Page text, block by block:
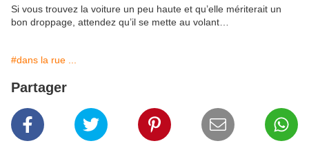
Si vous trouvez la voiture un peu haute et qu’elle mériterait un
bon droppage, attendez qu’il se mette au volant…
#dans la rue ...
Partager